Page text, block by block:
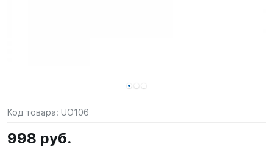
Код товара: UO106
998 руб.